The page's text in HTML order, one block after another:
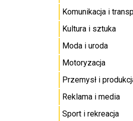
Komunikacja i
Kultura i sztuka
Moda i uroda
Motoryzacja
Przemysł i
Reklama i media
Sport i rekreacja